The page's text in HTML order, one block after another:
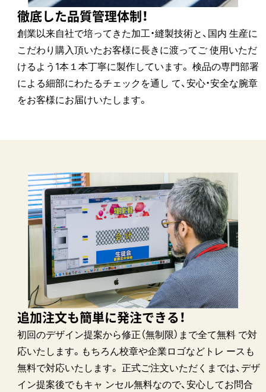
徹底した品質管理体制！
創業以来自社で培ってきた加工・縫製技術と、国内 生産に
こだわり購入頂いたお客様に長きに渡ってご 使用いただ
けるよう1本１本丁寧に製作しています。 検品の専門部署
による細部にわたるチェックを通し て、安心・安全な腕章
をお客様にお届けいたします。
追加注文も簡単に発注できる！
初回のデザイン提案から修正（無制限）まで全て無料 で対
応いたします。もちろん校章や企業ロゴなどトレ ースも
無料で対応いたします。 正式ご注文いただくまでは、デザ
イン提案後でもキャ ンセル無料なので、安心してお問合